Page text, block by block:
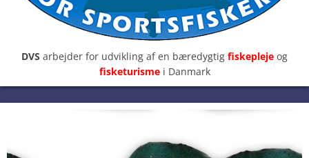
DVS arbejder for udvikling af en bæredygtig fiskepleje og
fisketurisme i Danmark